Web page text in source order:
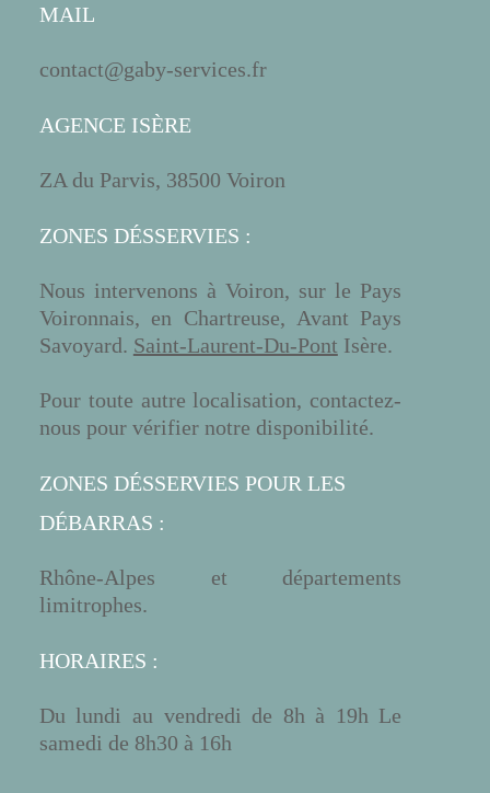
MAIL
contact@gaby-services.fr
AGENCE ISÈRE
ZA du Parvis, 38500 Voiron
ZONES DÉSSERVIES :
Nous intervenons à Voiron, sur le Pays
Voironnais, en Chartreuse, Avant Pays
Savoyard. Saint-Laurent-Du-Pont Isère.
Pour toute autre localisation, contactez-
nous pour vérifier notre disponibilité.
ZONES DÉSSERVIES POUR LES
DÉBARRAS :
Rhône-Alpes et départements
limitrophes.
HORAIRES :
Du lundi au vendredi de 8h à 19h Le
samedi de 8h30 à 16h